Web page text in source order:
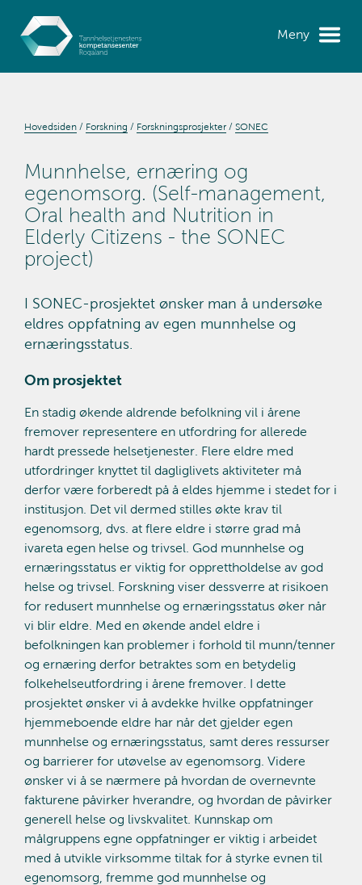
Meny
Hovedsiden Forskning Forskningsprosjekter SONEC
Munnhelse, ernæring og
egenomsorg. (Self-management,
Oral health and Nutrition in
Elderly Citizens - the SONEC
project)
I SONEC-prosjektet ønsker man å undersøke
eldres oppfatning av egen munnhelse og
ernæringsstatus.
Om prosjektet
En stadig økende aldrende befolkning vil i årene
fremover representere en utfordring for allerede
hardt pressede helsetjenester. Flere eldre med
utfordringer knyttet til dagliglivets aktiviteter må
derfor være forberedt på å eldes hjemme i stedet for i
institusjon. Det vil dermed stilles økte krav til
egenomsorg, dvs. at flere eldre i større grad må
ivareta egen helse og trivsel. God munnhelse og
ernæringsstatus er viktig for opprettholdelse av god
helse og trivsel. Forskning viser dessverre at risikoen
for redusert munnhelse og ernæringsstatus øker når
vi blir eldre. Med en økende andel eldre i
befolkningen kan problemer i forhold til munn/tenner
og ernæring derfor betraktes som en betydelig
folkehelseutfordring i årene fremover. I dette
prosjektet ønsker vi å avdekke hvilke oppfatninger
hjemmeboende eldre har når det gjelder egen
munnhelse og ernæringsstatus, samt deres ressurser
og barrierer for utøvelse av egenomsorg. Videre
ønsker vi å se nærmere på hvordan de overnevnte
fakturene påvirker hverandre, og hvordan de påvirker
generell helse og livskvalitet. Kunnskap om
målgruppens egne oppfatninger er viktig i arbeidet
med å utvikle virksomme tiltak for å styrke evnen til
egenomsorg, fremme god munnhelse og